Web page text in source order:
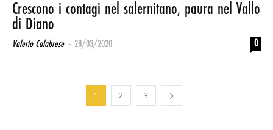
Crescono i contagi nel salernitano, paura nel Vallo
di Diano
Valerio Calabrese - 28/03/2020 0
1 2 3